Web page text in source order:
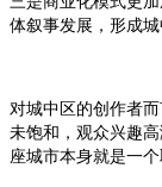
体叙事发展，形成城
对城中区 的创作者
未饱和，观众兴趣
座城市本身就是一